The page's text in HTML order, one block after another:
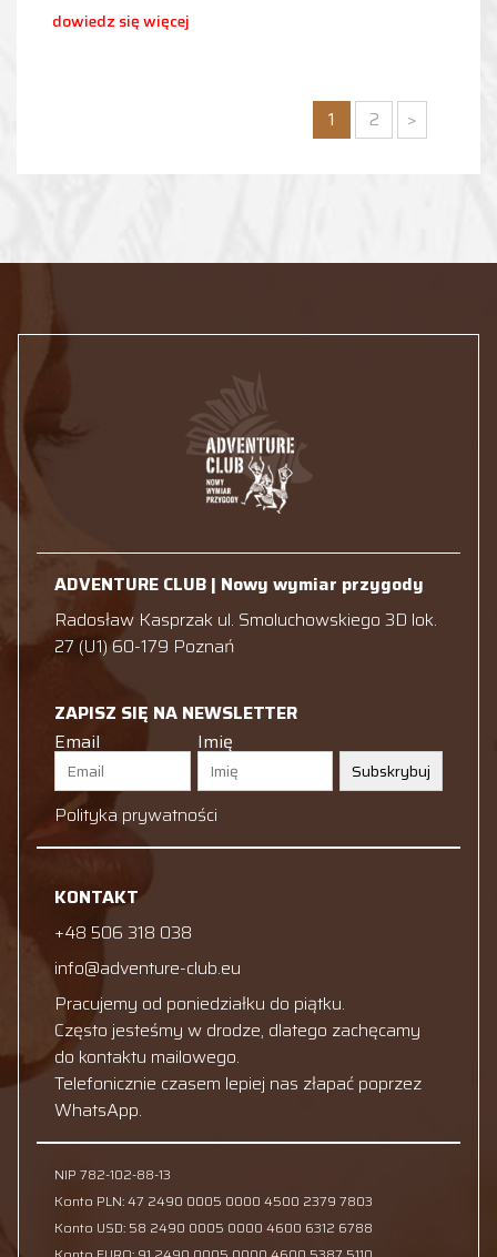
dowiedz się więcej
1 2 >
ADVENTURE CLUB | Nowy wymiar przygody
Radosław Kasprzak ul. Smoluchowskiego 3D lok.
27 (U1) 60-179 Poznań
ZAPISZ SIĘ NA NEWSLETTER
Email
Imię
Subskrybuj
Polityka prywatności
KONTAKT
+48 506 318 038
info@adventure-club.eu
Pracujemy od poniedziałku do piątku.
Często jesteśmy w drodze, dlatego zachęcamy
do kontaktu mailowego.
Telefonicznie czasem lepiej nas złapać poprzez
WhatsApp.
NIP 782-102-88-13
Konto PLN: 47 2490 0005 0000 4500 2379 7803
Konto USD: 58 2490 0005 0000 4600 6312 6788